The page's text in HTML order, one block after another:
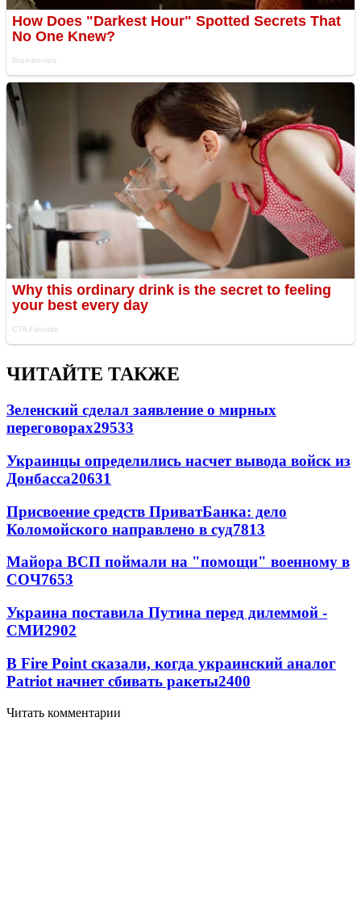
ЧИТАЙТЕ ТАКЖЕ
Зеленский сделал заявление о мирных
переговорах29533
Украинцы определились насчет вывода войск из
Донбасса20631
Присвоение средств ПриватБанка: дело
Коломойского направлено в суд7813
Майора ВСП поймали на "помощи" военному в
СОЧ7653
Украина поставила Путина перед дилеммой -
СМИ2902
В Fire Point сказали, когда украинский аналог
Patriot начнет сбивать ракеты2400
Читать комментарии